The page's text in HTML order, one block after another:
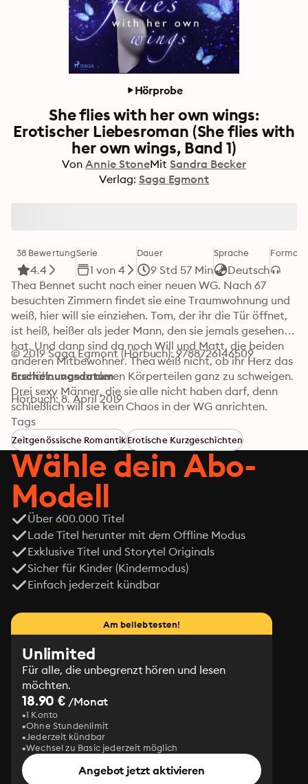
Hörprobe
She flies with her own wings:
Erotischer Liebesroman (She flies with
her own wings, Band 1)
Von Annie StoneMit Sandra Becker
Verlag: Saga Egmont
38 Bewertung
4.4
Serie
1 von 4
Dauer
9 Std 57 Min
Sprache
Deutsch
Format
Thea Bennet sucht nach einer neuen WG. Nach 67
besuchten Zimmern findet sie eine Traumwohnung und
weiß, hier will sie einziehen. Tom, der ihr die Tür öffnet,
ist heiß, heißer als jeder Mann, den sie jemals gesehen
hat. Und dann sind da noch Will und Matt, die beiden
anderen Mitbewohner. Thea weiß nicht, ob ihr Herz das
aushält... von anderen Körperteilen ganz zu schweigen.
Drei sexy Männer, die sie alle nicht haben darf, denn
schließlich will sie kein Chaos in der WG anrichten.
Oder? -
© 2019 Saga Egmont (Hörbuch): 9788726146509
Erscheinungsdatum
Hörbuch: 8. April 2019
Tags
Zeitgenössische RomantikErotische Kurzgeschichten
Wähle dein Abo-
Modell
Über 600.000 Titel
Lade Titel herunter mit dem Offline Modus
Exklusive Titel und Storytel Originals
Sicher für Kinder (Kindermodus)
Einfach jederzeit kündbar
Am beliebtesten!
Unlimited
Für alle, die unbegrenzt hören und lesen
möchten.
18.90 € /Monat
1 Konto
Ohne Stundenlimit
Jederzeit kündbar
Wechsel zu Basic jederzeit möglich
Angebot jetzt aktivieren